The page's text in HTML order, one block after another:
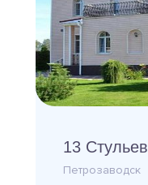
13 Стульев
Петрозаводск